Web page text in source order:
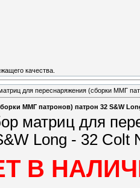
качества.
для переснаряжения (сборки ММГ
ММГ патронов) патрон 32 S&W
матриц для
Long - 32 Colt
В